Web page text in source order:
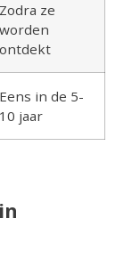
Zodra ze
worden
ontdekt
Eens in de 5-
10 jaar